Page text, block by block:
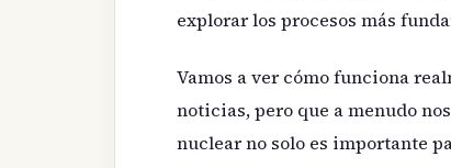
explorar los procesos más
Vamos a ver cómo funciona
noticias, pero que a menudo
nuclear no solo es importante